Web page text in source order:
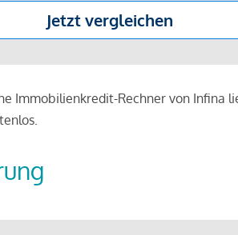
Immobilienkredit-Rechner von Infina